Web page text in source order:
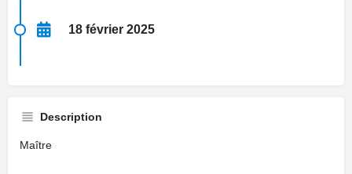
18 février 2025
Description
Maître